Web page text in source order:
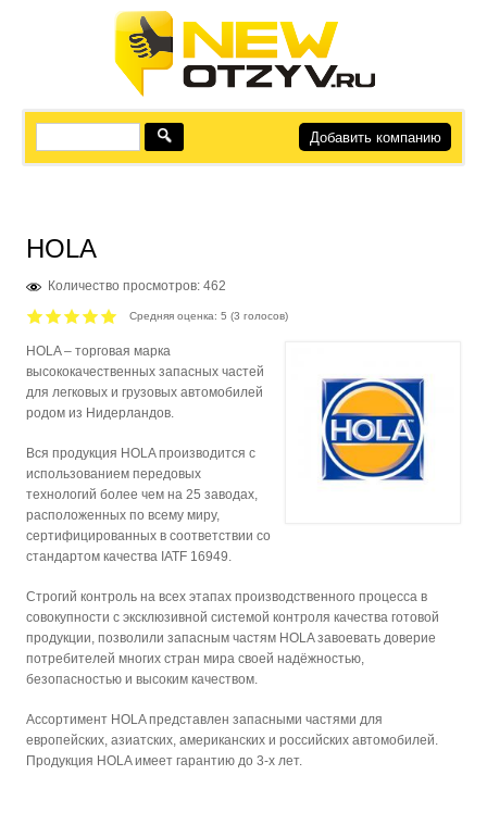
Добавить компанию
HOLA
Количество просмотров: 462
Средняя оценка:5 (3 голосов)
HOLA – торговая марка
высококачественных запасных частей
для легковых и грузовых автомобилей
родом из Нидерландов.
Вся продукция HOLA производится с
использованием передовых
технологий более чем на 25 заводах,
расположенных по всему миру,
сертифицированных в соответствии со
стандартом качества IATF 16949.
Строгий контроль на всех этапах производственного процесса в
совокупности с эксклюзивной системой контроля качества готовой
продукции, позволили запасным частям HOLA завоевать доверие
потребителей многих стран мира своей надёжностью,
безопасностью и высоким качеством.
Ассортимент HOLA представлен запасными частями для
европейских, азиатских, американских и российских автомобилей.
Продукция HOLA имеет гарантию до 3-х лет.